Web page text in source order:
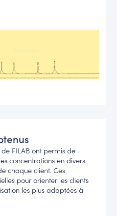
FILAB ont permis de
concentrations en divers
chaque client. Ces
pour orienter les clients
les plus adaptées à